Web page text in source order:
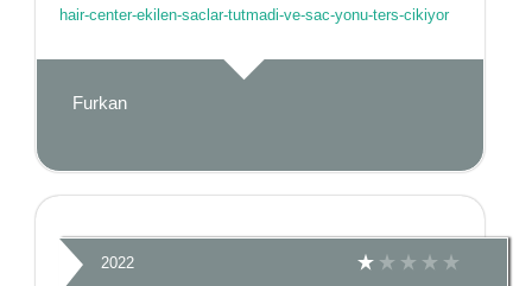
hair-center-ekilen-saclar-tutmadi-ve-sac-yonu-ters-cikiyor
Furkan
2022